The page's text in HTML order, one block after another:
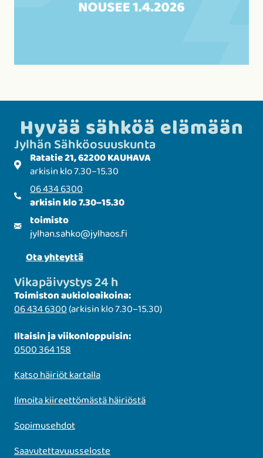
Hyvää sähköä elämään
Jylhän Sähkö­­osuuskunta
Ratatie 21, 62200 KAUHAVA
arkisin klo 7.30–15.30
06 434 6300
arkisin klo 7.30–15.30
toimisto
jylhan.sahko@jylhaos.fi
Ota yhteyttä
Vikapäivystys 24 h
Toimiston aukioloaikoina:
06 434 6300(arkisin klo 7.30–15.30)
Iltaisin ja viikonloppuisin:
0500 364 158
Katso häiriöt kartalla
Ilmoita kiireettömästä häiriöstä
Sopimusehdot
Saavutettavuusseloste